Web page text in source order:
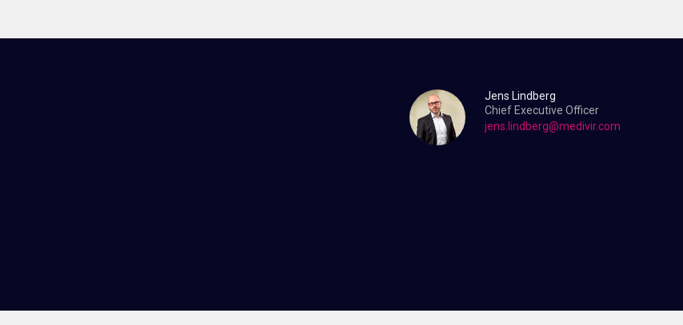
Jens Lindberg
Chief Executive Officer
jens.lindberg@medivir.com